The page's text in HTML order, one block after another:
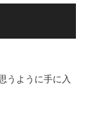
うように手に入